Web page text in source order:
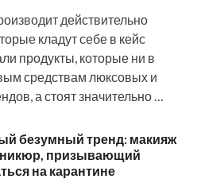
действительно
кладут себе в кейс
продукты, которые ни в
средствам люксовых и
а стоят значительно …
безумный тренд: макияж
призывающий
на карантине